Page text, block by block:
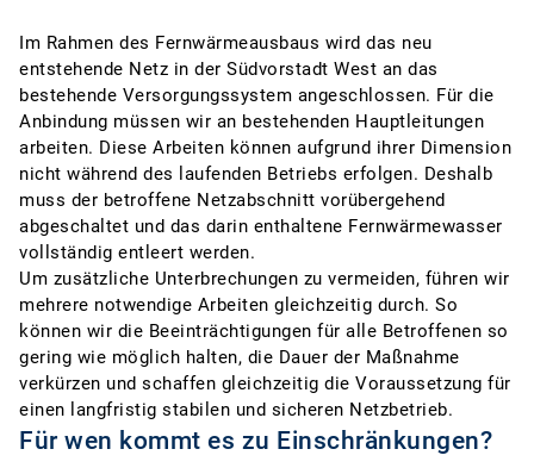
Im Rahmen des Fernwärmeausbaus wird das neu
entstehende Netz in der Südvorstadt West an das
bestehende Versorgungssystem angeschlossen. Für die
Anbindung müssen wir an bestehenden Hauptleitungen
arbeiten. Diese Arbeiten können aufgrund ihrer Dimension
nicht während des laufenden Betriebs erfolgen. Deshalb
muss der betroffene Netzabschnitt vorübergehend
abgeschaltet und das darin enthaltene Fernwärmewasser
vollständig entleert werden.
Um zusätzliche Unterbrechungen zu vermeiden, führen wir
mehrere notwendige Arbeiten gleichzeitig durch. So
können wir die Beeinträchtigungen für alle Betroffenen so
gering wie möglich halten, die Dauer der Maßnahme
verkürzen und schaffen gleichzeitig die Voraussetzung für
einen langfristig stabilen und sicheren Netzbetrieb.
Für wen kommt es zu Einschränkungen?